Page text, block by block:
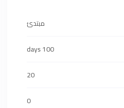
مبتدئ
100 days
20
0